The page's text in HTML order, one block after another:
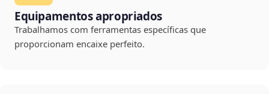
Equipamentos apropriados
Trabalhamos com ferramentas específicas que
proporcionam encaixe perfeito.